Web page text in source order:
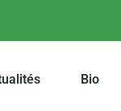
Bio